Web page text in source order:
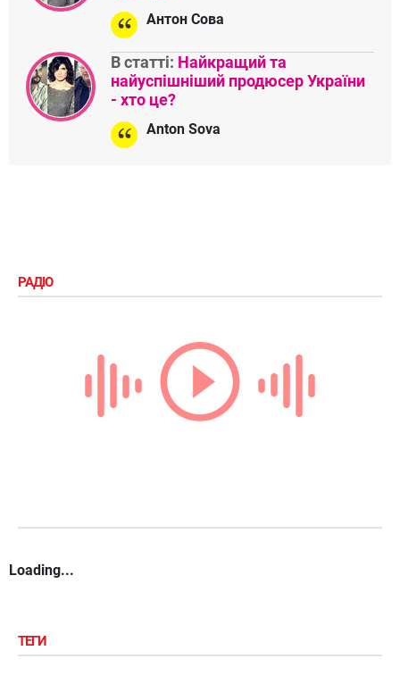
Антон Сова
В статті: Найкращий та
найуспішніший продюсер України
- хто це?
Anton Sova
РАДІО
Loading...
ТЕГИ